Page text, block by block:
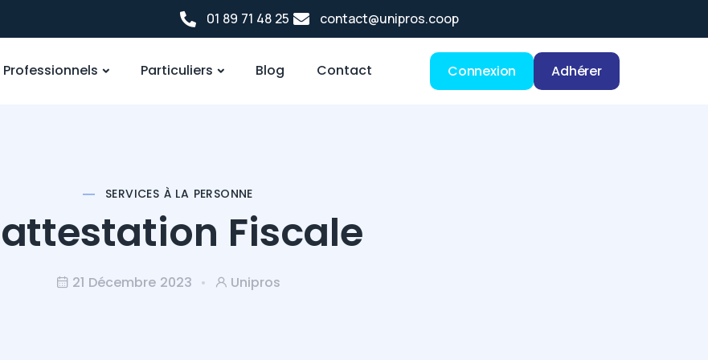
01 89 71 48 25 contact@unipros.coop
Professionnels Particuliers Blog Contact Connexion Adhérer
SERVICES À LA PERSONNE
Fiscale
21 Décembre 2023 Unipros